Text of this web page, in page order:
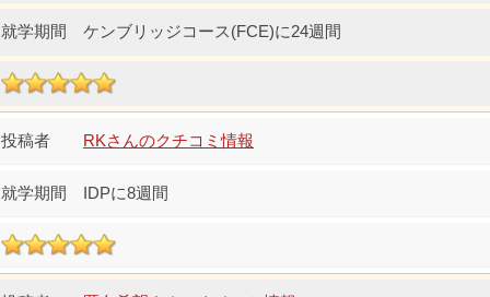
ケンブリッジコース(FCE)に24週間
RKさんのクチコミ情報
IDPに8週間